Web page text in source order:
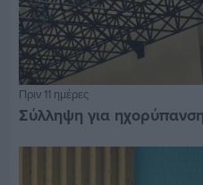
Πριν 11 ημέρες
Σύλληψη για ηχορύπανση